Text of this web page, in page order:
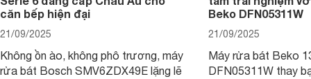
căn bếp hiện đại
21/09/2025
Không ồn ào, không phô trương, máy
rửa bát Bosch SMV6ZDX49E lặng lẽ
Beko DFN05311W
21/09/2025
Máy rửa bát Beko
DFN05311W thay